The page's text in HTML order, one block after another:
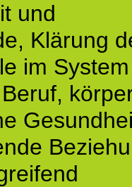
und
Klärung
im